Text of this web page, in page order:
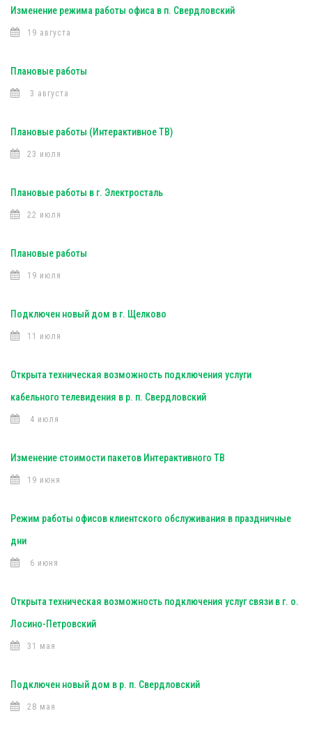
Изменение режима работы офиса в п. Свердловский
19 августа
Плановые работы
3 августа
Плановые работы (Интерактивное ТВ)
23 июля
Плановые работы в г. Электросталь
22 июля
Плановые работы
19 июля
Подключен новый дом в г. Щелково
11 июля
Открыта техническая возможность подключения услуги
кабельного телевидения в р. п. Свердловский
4 июля
Изменение стоимости пакетов Интерактивного ТВ
19 июня
Режим работы офисов клиентского обслуживания в праздничные
дни
6 июня
Открыта техническая возможность подключения услуг связи в г. о.
Лосино-Петровский
31 мая
Подключен новый дом в р. п. Свердловский
28 мая